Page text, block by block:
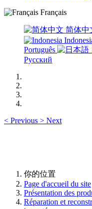
Français
简体中
Português
Русский
< Previous > Next
你的位置
Page d'accueil du site
Présentation des
Réparation et